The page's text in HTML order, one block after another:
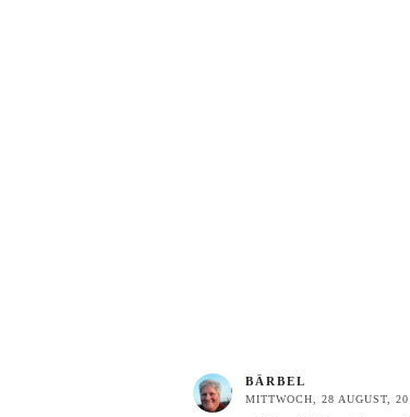
BÄRBEL
MITTWOCH, 28 AUGUST,